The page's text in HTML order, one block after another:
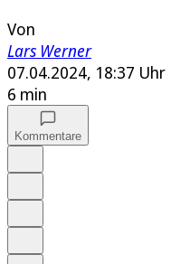
Von
Lars Werner
07.04.2024, 18:37 Uhr
6 min
Kommentare